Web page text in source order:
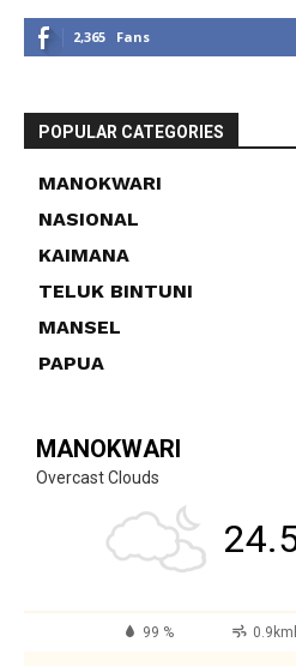
2,365 Fans
POPULAR CATEGORIES
MANOKWARI
NASIONAL
KAIMANA
TELUK BINTUNI
MANSEL
PAPUA
MANOKWARI
Overcast Clouds
99 %